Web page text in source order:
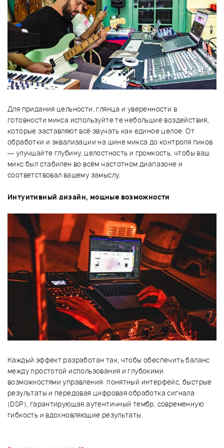
Для придания цельности, глянца и уверенности в
готовности микса используйте те небольшие воздействия,
которые заставляют всё звучать как единое целое. От
обработки и эквализации на шине микса до контроля пиков
— улучшайте глубину, целостность и громкость, чтобы ваш
микс был стабилен во всём частотном диапазоне и
соответствовал вашему замыслу.
Интуитивный дизайн, мощные возможности
Каждый эффект разработан так, чтобы обеспечить баланс
между простотой использования и глубокими
возможностями управления: понятный интерфейс, быстрые
результаты и передовая цифровая обработка сигнала
(DSP), гарантирующая аутентичный тембр, современную
гибкость и вдохновляющие результаты.